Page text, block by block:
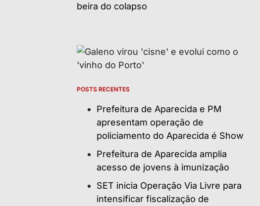
beira do colapso
POSTS RECENTES
Prefeitura de Aparecida e PM
apresentam operação de
policiamento do Aparecida é Show
Prefeitura de Aparecida amplia
acesso de jovens à imunização
SET inicia Operação Via Livre para
intensificar fiscalização de